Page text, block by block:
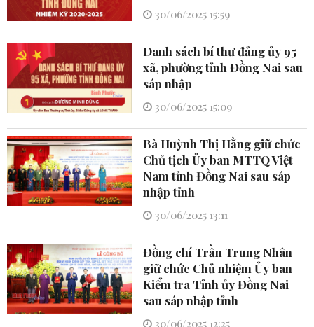
30/06/2025 15:59
Danh sách bí thư đảng ủy 95
xã, phường tỉnh Đồng Nai sau
sáp nhập
30/06/2025 15:09
Bà Huỳnh Thị Hằng giữ chức
Chủ tịch Ủy ban MTTQ Việt
Nam tỉnh Đồng Nai sau sáp
nhập tỉnh
30/06/2025 13:11
Đồng chí Trần Trung Nhân
giữ chức Chủ nhiệm Ủy ban
Kiểm tra Tỉnh ủy Đồng Nai
sau sáp nhập tỉnh
30/06/2025 12:25